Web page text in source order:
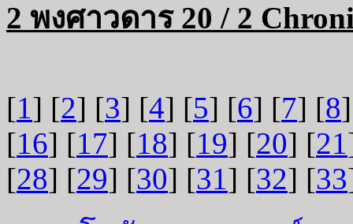
2 พงศาวดาร 20 / 2
[1] [2] [3] [4] [5] [6] [7] [8
[16] [17] [18] [19] [20] [21
[28] [29] [30] [31] [32] [33